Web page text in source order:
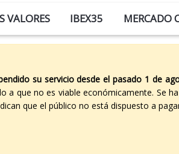
VALORES IBEX35 MERCADO
su servicio desde el pasado 1 de
a que no es viable económicamente. Se
que el público no está dispuesto a